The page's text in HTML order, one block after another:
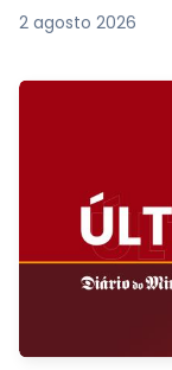
2 agosto 2026